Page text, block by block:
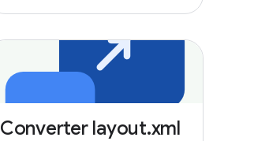
Converter layout.xml